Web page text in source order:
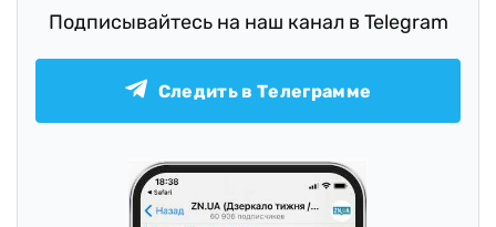
Подписывайтесь на наш канал в Telegram
Следить в Телеграмме